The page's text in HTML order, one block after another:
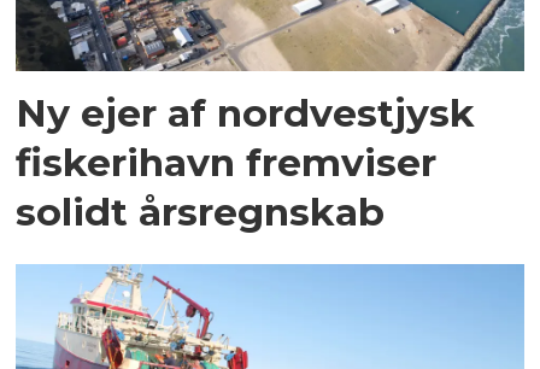
Ny ejer af nordvestjysk
fiskerihavn fremviser
solidt årsregnskab